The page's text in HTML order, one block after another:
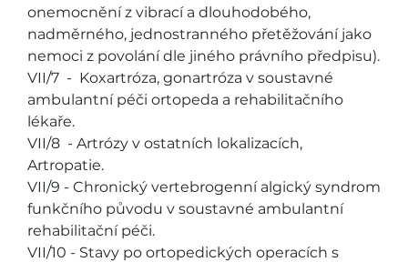
onemocnění z vibrací a dlouhodobého,
nadměrného, jednostranného přetěžování jako
nemoci z povolání dle jiného právního předpisu).
VII/7 - Koxartróza, gonartróza v soustavné
ambulantní péči ortopeda a rehabilitačního
lékaře.
VII/8 - Artrózy v ostatních lokalizacích,
Artropatie.
VII/9 - Chronický vertebrogenní algický syndrom
funkčního původu v soustavné ambulantní
rehabilitační péči.
VII/10 - Stavy po ortopedických operacích s